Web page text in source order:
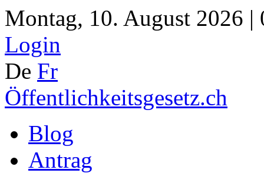
Montag, 10. August 2026 |
Login
De Fr
Öffentlichkeitsgesetz.ch
Blog
Antrag